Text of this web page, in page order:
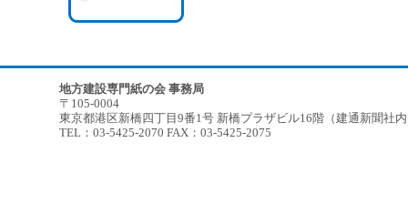
地方建設専門紙の会 事務局
〒105-0004
東京都港区新橋四丁目9番1号 新橋プラザビル16階（建通新聞社
TEL：03-5425-2070 FAX：03-5425-2075